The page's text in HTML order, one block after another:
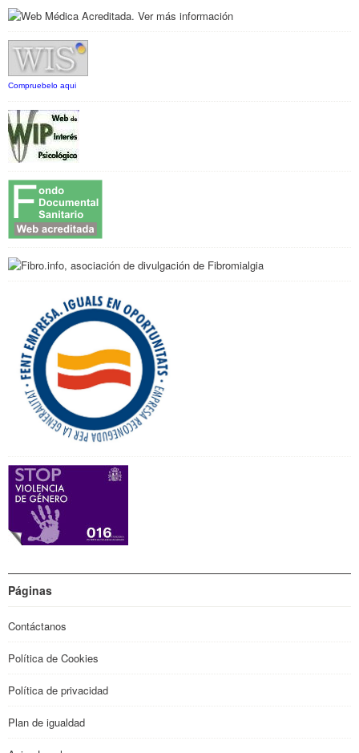
Compruebelo aqui
Páginas
Contáctanos
Política de Cookies
Política de privacidad
Plan de igualdad